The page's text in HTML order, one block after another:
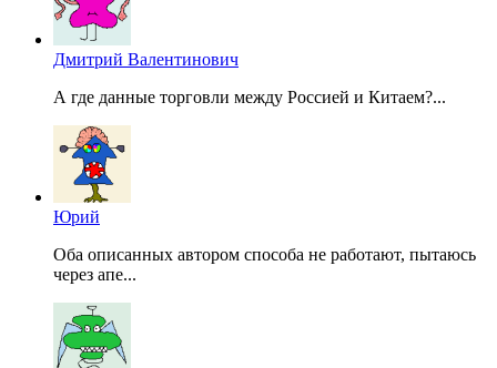
Дмитрий Валентинович
А где данные торговли между Россией и Китаем?...
Юрий
Оба описанных автором способа не работают, пытаюсь
через апе...